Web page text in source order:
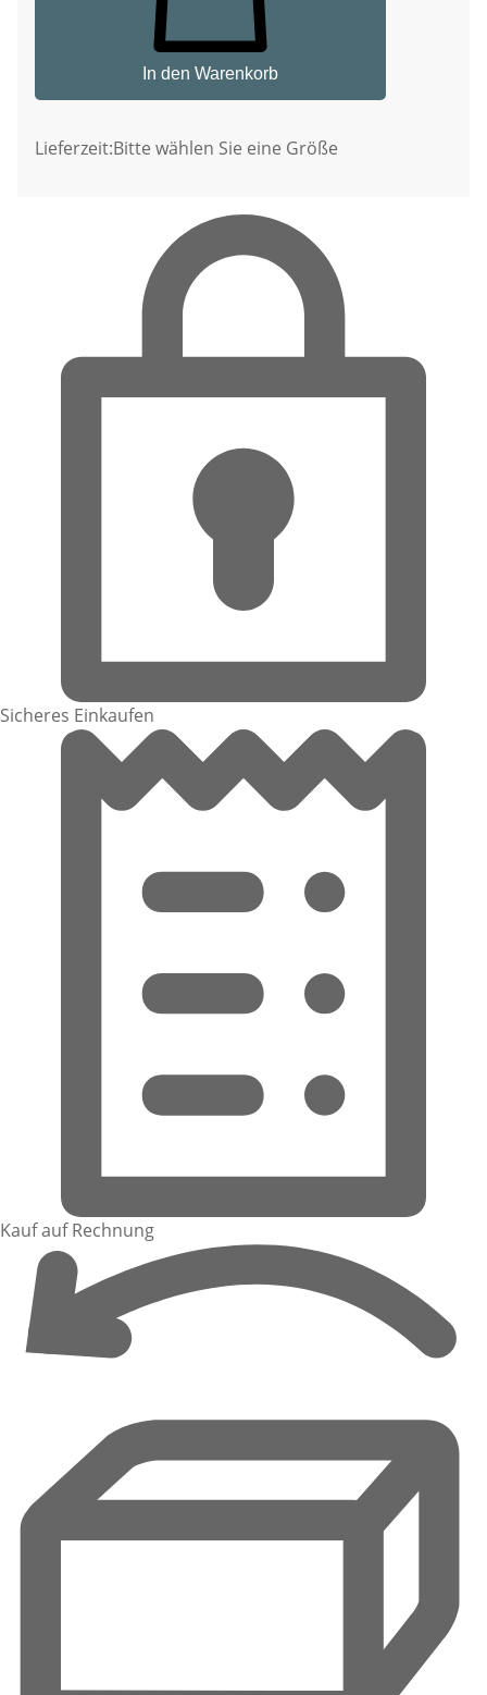
In den Warenkorb
Lieferzeit:Bitte wählen Sie eine Größe
Sicheres Einkaufen
Kauf auf Rechnung